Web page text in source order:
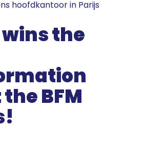
hoofdkantoor in Parijs
the
BFM